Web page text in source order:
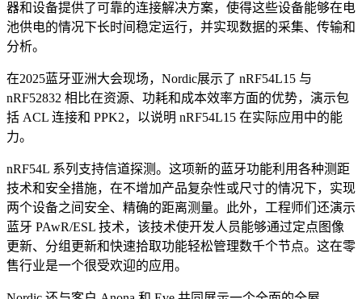
器和设备提供了可靠的连接解决方案，使得这些设备能够在电
池供电的情况下长时间稳定运行，并实现数据的采集、传输和
分析。
在2025蓝牙亚洲大会现场，Nordic展示了 nRF54L15 与
nRF52832 相比在资源、功耗和成本效率方面的优势，演示包
括 ACL 连接和 PPK2，以说明 nRF54L15 在实际应用中的能
力。
nRF54L 系列支持信道探测。这项新的蓝牙功能利用各种测距
技术和安全措施，在不增加产品复杂性或尺寸的情况下，实现
两个设备之间安全、精确的距离测量。此外，工程师们还演示
蓝牙 PAwR/ESL 技术，该技术使开发人员能够通过定点图像
更新、分组更新和快速拾取功能轻松管理数千个节点。这在零
售行业是一个很受欢迎的应用。